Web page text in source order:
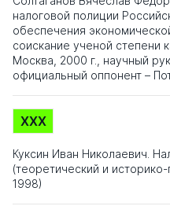
налоговой полиции
обеспечения
соискание ученой степени
Москва, 2000 г., научный
официальный оппонент –
XXX
Куксин Иван Николаевич.
(теоретический и
1998)